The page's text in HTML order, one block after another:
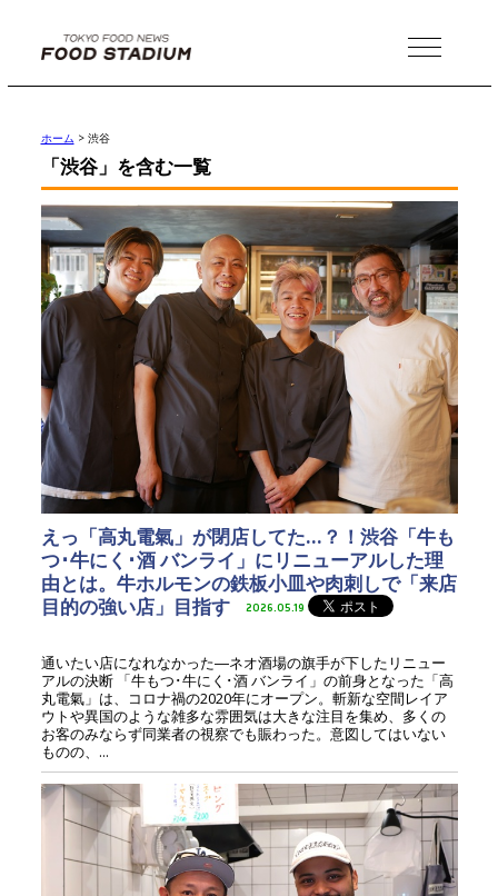
MENU
ホーム > 渋谷
「渋谷」を含む一覧
えっ「高丸電氣」が閉店してた…？！渋谷「牛も
つ･牛にく･酒 バンライ」にリニューアルした理
由とは。牛ホルモンの鉄板小皿や肉刺しで「来店
目的の強い店」目指す
2026.05.19
通いたい店になれなかった―ネオ酒場の旗手が下したリニュー
アルの決断 「牛もつ･牛にく･酒 バンライ」の前身となった「高
丸電氣」は、コロナ禍の2020年にオープン。斬新な空間レイア
ウトや異国のような雑多な雰囲気は大きな注目を集め、多くの
お客のみならず同業者の視察でも賑わった。意図してはいない
ものの、...